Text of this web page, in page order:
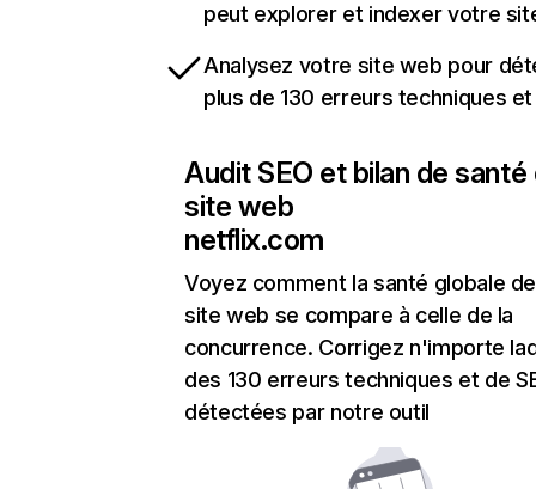
peut explorer et indexer votre
Analysez votre site web pour
plus de 130 erreurs techniques et
Audit SEO et bilan de santé
site web
netflix.com
Voyez comment la santé globale
site web se compare à celle de la
concurrence. Corrigez n'importe
des 130 erreurs techniques et de
détectées par notre outil